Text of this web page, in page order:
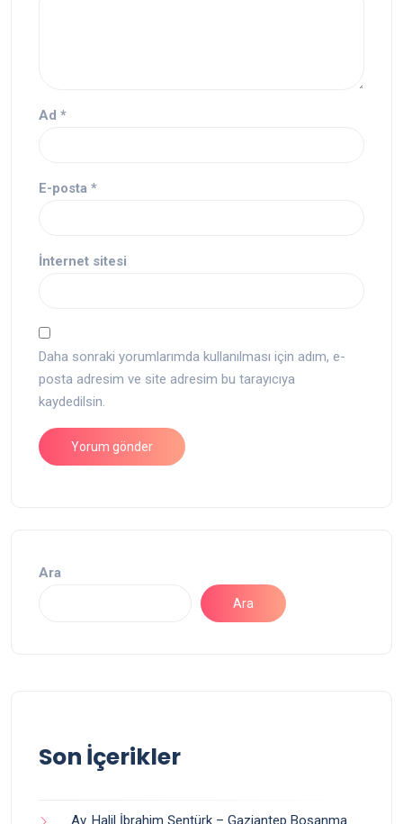
Ad *
E-posta *
İnternet sitesi
Daha sonraki yorumlarımda kullanılması için adım, e-
posta adresim ve site adresim bu tarayıcıya
kaydedilsin.
Ara
Ara
Son İçerikler
Av. Halil İbrahim Şentürk – Gaziantep Boşanma